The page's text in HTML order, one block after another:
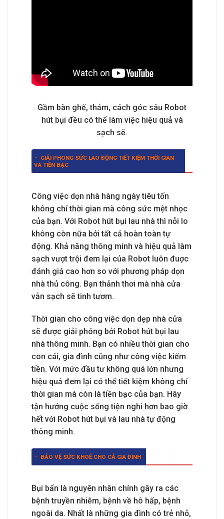
Gầm bàn ghế, thảm, cách góc sâu Robot
hút bụi đều có thể làm việc hiệu quả và
sạch sẽ.
GIẢI PHÓNG SỨC LAO ĐỘNG TIẾT KIỆM THỜI GIAN
VÀ TIỀN BẠC
Công việc dọn nhà hàng ngày tiêu tốn
không chỉ thời gian mà công sức mệt nhọc
của bạn. Với Robot hút bụi lau nhà thì nỗi lo
không còn nữa bởi tất cả hoàn toàn tự
động. Khả năng thông minh và hiệu quả làm
sạch vượt trội đem lại của Robot luôn đuợc
đánh giá cao hơn so với phương pháp dọn
nhà thủ công. Bạn thảnh thơi mà nhà cửa
vẫn sạch sẽ tinh tươm.
Thời gian cho công việc dọn dẹp nhà cửa
sẽ được giải phóng bởi Robot hút bụi lau
nhà thông minh. Bạn có nhiều thời gian cho
con cái, gia đình cũng như công việc kiếm
tiền. Với mức đầu tư không quá lớn nhưng
hiệu quả đem lại có thể tiết kiệm không chỉ
thời gian mà còn là tiền bạc của bạn. Hãy
tận hưởng cuộc sống tiện nghi hơn bao giờ
hết với Robot hút bụi và lau nhà tự động
thông minh.
BẢO VỆ SỨC KHOẺ CHO CẢ GIA ĐÌNH
Bụi bẩn là nguyên nhân chính gây ra các
bệnh truyền nhiễm, bệnh về hô hấp, bệnh
ngoài da. Nhất là những gia đình có trẻ nhỏ,